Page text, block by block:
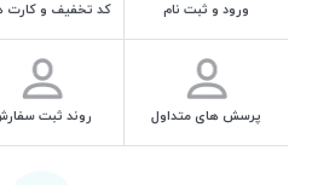
ورود و ثبت نام کد تخفیف و کارت
پرسش های متداول روند ثبت